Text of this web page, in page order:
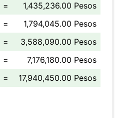
=
1,435,236.00 Pesos
=
1,794,045.00 Pesos
=
3,588,090.00 Pesos
=
7,176,180.00 Pesos
= 17,940,450.00 Pesos